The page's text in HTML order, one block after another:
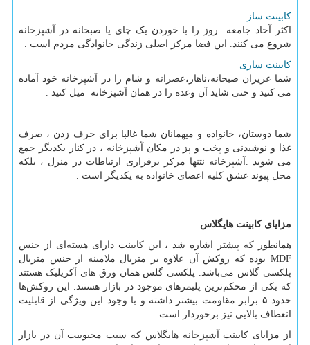
کابینت ساز
اکثر آحاد جامعه روز را با خوردن یک چای یا صبحانه در آشپزخانه
شروع می کنند. این فضا مرکز اصلی زندگی خانوادگی مردم است .
کابینت سازی
شما عزیزان صبحانه،ناهار،عصرانه و شام را در آشپزخانه خود آماده
می کنید و حتی شاید آن وعده را در همان آشپزخانه میل کنید .
شما دوستان، خانواده و میهمانان شما غالبا برای حرف زدن ، صرف
غذا و نوشیدنی و پخت و پز در مکان آَشپزخانه ، در کنار یکدیگر جمع
می شوید .آشپزخانه نتنها مرکز برقراری ارتباطات در منزل ، بلکه
محل پیوند عشق کلیه اعضای خانواده به یکدیگر است .
مزایای کابینت هایگلاس
همانطور که پیشتر اشاره شد ، این کابینت دارای هسته‌ای از جنس
MDF بوده که روکش آن علاوه بر متریال ملامینه از جنس متریال
پلکسی گلاس می‌باشد. پلکسی گلس همان ورق ‌های آکریلیک هستند
که یکی از محکم‌ترین پلیمرهای موجود در بازار هستند. این روکش‌ها
حدود ۵ برابر مقاومت بیشتر داشته و با وجود این ویژگی از قابلیت
انعطاف بالایی نیز برخوردار است.
از مزایای کابینت آشپزخانه هایگلاس که سبب محبوبیت آن در بازار